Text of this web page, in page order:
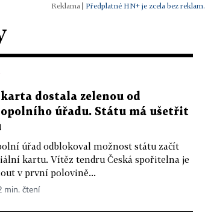
| Předplatné HN+ je zcela bez reklam.
dostala zelenou od
úřadu. Státu má ušetřit
úřad odblokoval možnost státu začít
kartu. Vítěz tendru Česká spořitelna je
v první polovině...
min. čtení